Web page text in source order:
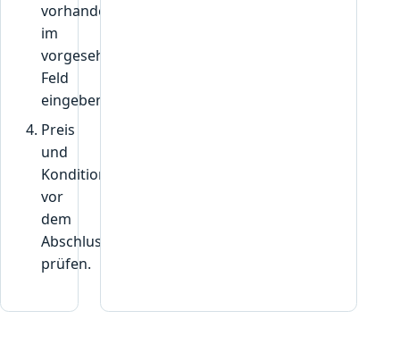
vorhanden,
im
vorgesehenen
Feld
eingeben.
Preis
und
Konditionen
vor
dem
Abschluss
prüfen.